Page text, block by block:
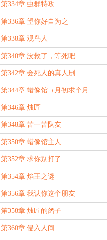
第334章 虫群特攻
第336章 望你好自为之
第338章 观鸟人
第340章 没救了，等死吧
第342章 会死人的真人剧
第344章 蜡像馆（月初求个月
票！）
第346章 烛匠
第348章 苦一苦队友
第350章 蜡像馆主人
第352章 求你别打了
第354章 焰王之谜
第356章 我认你这个朋友
第358章 烛匠的鸽子
第360章 侵入人间